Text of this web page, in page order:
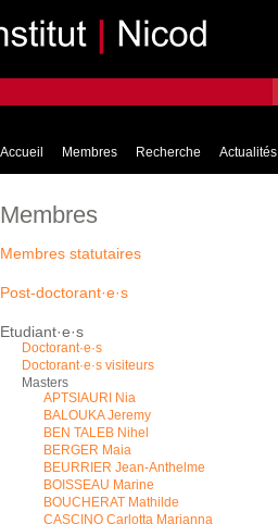
Accueil Membres Recherche Actualités
Membres
Membres statutaires
Post-doctorant·e·s
Etudiant·e·s
Doctorant·e·s
Doctorant·e·s visiteurs
Masters
APTSIAURI Nia
BALOUKA Jeremy
BEN TALEB Nihel
BERGER Maia
BEURRIER Jean-Anthelme
BOISSEAU Marine
BOUCHERAT Mathilde
CASCINO Carlotta Marianna